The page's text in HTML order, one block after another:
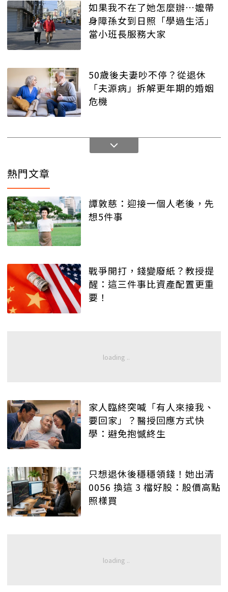
如果我不在了她怎麼辦…嬤帶
身障孫女到日照「學過生活」
當小班長服務大家
50歲後夫妻吵不停？從退休
「夫源病」拆解更年期的婚姻
危機
熱門文章
譚敦慈：迎接一個人老後，先
想5件事
戰爭開打，錢變廢紙？教授提
醒：這三件事比資產配置更重
要！
家人臨終突喊「有人來接我、
要回家」？醫授回應方式快
學：避免抱憾終生
只想退休後穩穩領錢！她出清
0056 換這 3 檔好股：股價高點
照樣買